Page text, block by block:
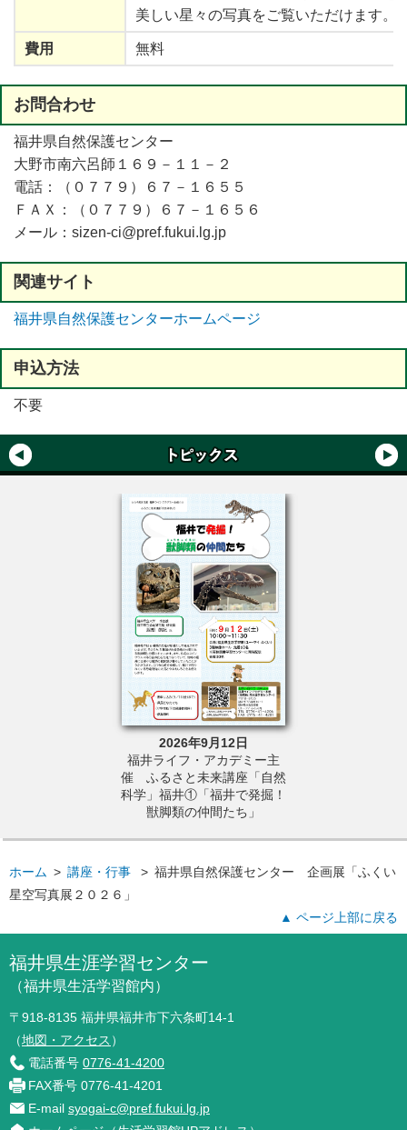
美 しい星々の写真をご覧いただけます。
費用 無料
お問合わせ
福井県自然保護センター
大野市南六呂師１６９－１１－２
電話：（０７７９）６７－１６５５
ＦＡＸ：（０７７９）６７－１６５６
メール：sizen-ci@pref.fukui.lg.jp
関連サイト
福井県自然保護センターホームページ
申込方法
不要
2026年9月12日
福井ライフ・アカデミー主
催 ふるさと未来講座「自然
科学」福井①「福井で発掘！
獣脚類の仲間たち」
ホーム > 講座・行事 > 福井県自然保護センター 企画展「ふくい
星空写真展２０２６」
▲ ページ上部に戻る
福井県生涯学習センター
（福井県生活学習館内）
〒918-8135 福井県福井市下六条町14-1
（地図・アクセス ）
電話番号 0776-41-4200
FAX番号 0776-41-4201
E-mail syogai-c@pref.fukui.lg.jp